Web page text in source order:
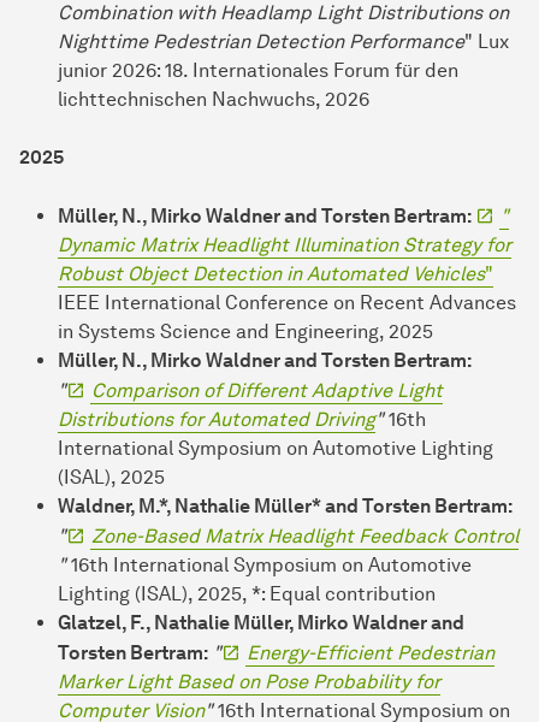
Combination with Headlamp Light Distributions on
Nighttime Pedestrian Detection Performance" Lux
junior 2026: 18. Internationales Forum für den
lichttechnischen Nachwuchs, 2026
2025
Müller, N., Mirko Waldner and Torsten Bertram:
"
Dynamic Matrix Headlight Illumination Strategy for
Robust Object Detection in Automated Vehicles"
IEEE International Conference on Recent Advances
in Systems Science and Engineering, 2025
Müller, N., Mirko Waldner and Torsten Bertram:
"
Comparison of Different Adaptive Light
Distributions for Automated Driving"16th
International Symposium on Automotive Lighting
(ISAL), 2025
Waldner, M.*, Nathalie Müller* and Torsten Bertram:
"
Zone-Based Matrix Headlight Feedback Control
"16th International Symposium on Automotive
Lighting (ISAL), 2025, *: Equal contribution
Glatzel, F., Nathalie Müller, Mirko Waldner and
Torsten Bertram: "
Energy-Efficient Pedestrian
Marker Light Based on Pose Probability for
Computer Vision"16th International Symposium on